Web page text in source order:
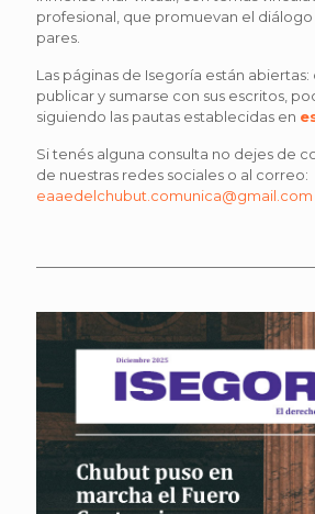
profesional, que promuevan el
pares.
Las páginas de Isegoría están
publicar y sumarse con sus escritos,
siguiendo las pautas establecidas en
Si tenés alguna consulta no dejes de
de nuestras redes sociales o al correo:
eaaedelchubut.comunica@gmail.com